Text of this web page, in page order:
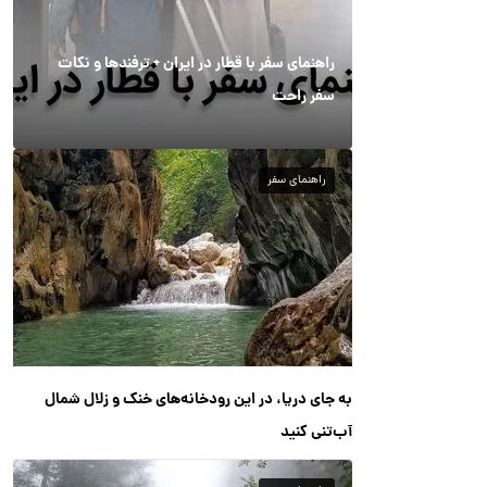
راهنمای سفر با قطار در ایران + ترفندها و نکات
سفر راحت
راهنمای سفر
به جای دریا، در این رودخانه‌های خنک و زلال شمال
آب‌تنی کنید